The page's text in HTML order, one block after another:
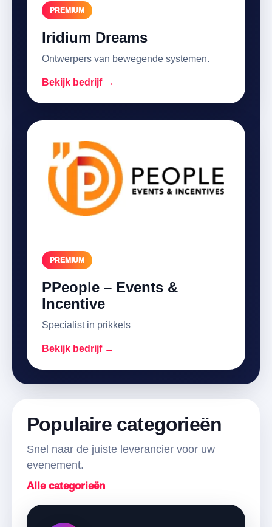
PREMIUM
Iridium Dreams
Ontwerpers van bewegende systemen.
Bekijk bedrijf →
PREMIUM
PPeople – Events &
Incentive
Specialist in prikkels
Bekijk bedrijf →
Populaire categorieën
Snel naar de juiste leverancier voor uw
evenement.
Alle categorieën